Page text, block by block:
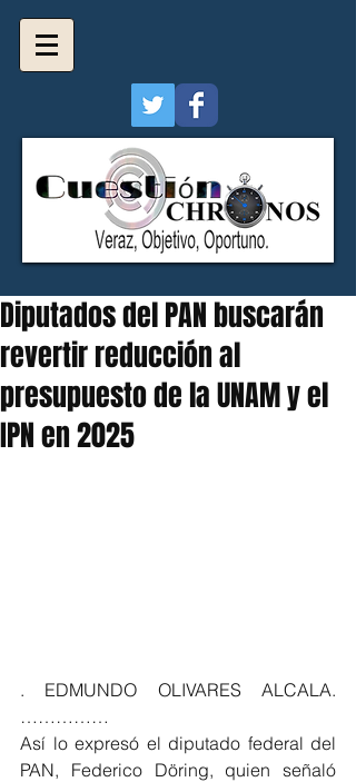
Diputados del PAN buscarán
revertir reducción al
presupuesto de la UNAM y el
IPN en 2025
. EDMUNDO OLIVARES ALCALA.
……………
Así lo expresó el diputado federal del
PAN, Federico Döring, quien señaló